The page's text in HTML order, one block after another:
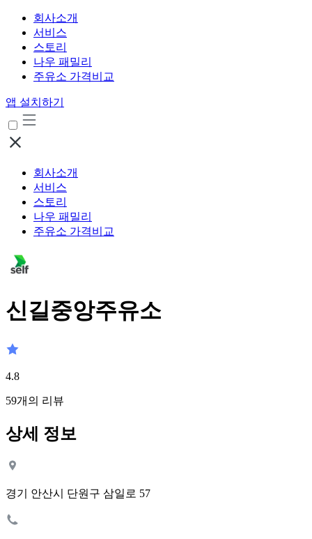
회사소개
서비스
스토리
나우 패밀리
주유소 가격비교
앱 설치하기
회사소개
서비스
스토리
나우 패밀리
주유소 가격비교
신길중앙주유소
4.8
59개의 리뷰
상세 정보
경기 안산시 단원구 삼일로 57